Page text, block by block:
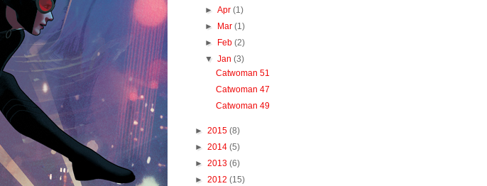
►Apr(1)
►
Mar(1)
►
Feb(2)
▼Jan(3)
Catwoman 51
Catwoman 47
Catwoman 49
► 2015 (8)
► 2014 (5)
► 2013 (6)
► 2012 (15)